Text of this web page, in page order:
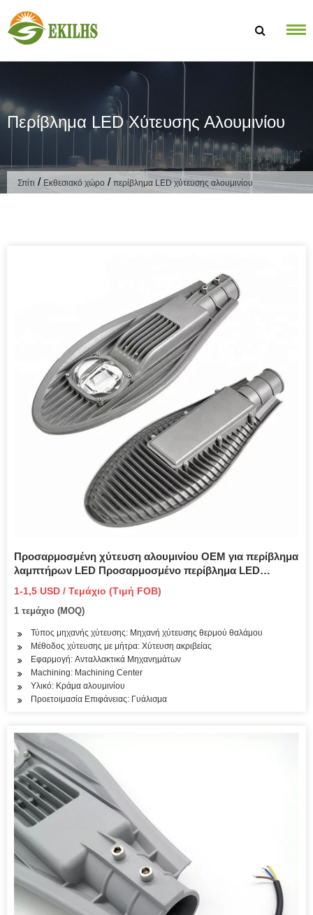
Περίβλημα LED Χύτευσης Αλουμινίου
Σπίτι / Εκθεσιακό χώρο / περίβλημα LED χύτευσης αλουμινίου
Προσαρμοσμένη χύτευση αλουμινίου OEM για περίβλημα
λαμπτήρων LED Προσαρμοσμένο περίβλημα LED
1-1,5 USD / Τεμάχιο (Τιμή FOB)
1 τεμάχιο (MOQ)
Τύπος μηχανής χύτευσης: Μηχανή χύτευσης θερμού θαλάμου
Μέθοδος χύτευσης με μήτρα: Χύτευση ακριβείας
Εφαρμογή: Ανταλλακτικά Μηχανημάτων
Machining: Machining Center
Υλικό: Κράμα αλουμινίου
Προετοιμασία Επιφάνειας: Γυάλισμα